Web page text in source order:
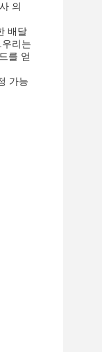
의
배달
리는
를 얻
가능